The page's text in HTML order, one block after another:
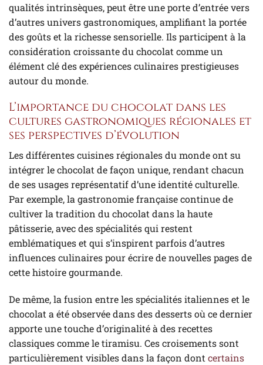
qualités intrinsèques, peut être une porte d’entrée vers
d’autres univers gastronomiques, amplifiant la portée
des goûts et la richesse sensorielle. Ils participent à la
considération croissante du chocolat comme un
élément clé des expériences culinaires prestigieuses
autour du monde.
L’importance du chocolat dans les
cultures gastronomiques régionales et
ses perspectives d’évolution
Les différentes cuisines régionales du monde ont su
intégrer le chocolat de façon unique, rendant chacun
de ses usages représentatif d’une identité culturelle.
Par exemple, la gastronomie française continue de
cultiver la tradition du chocolat dans la haute
pâtisserie, avec des spécialités qui restent
emblématiques et qui s’inspirent parfois d’autres
influences culinaires pour écrire de nouvelles pages de
cette histoire gourmande.
De même, la fusion entre les spécialités italiennes et le
chocolat a été observée dans des desserts où ce dernier
apporte une touche d’originalité à des recettes
classiques comme le tiramisu. Ces croisements sont
particulièrement visibles dans la façon dont certains